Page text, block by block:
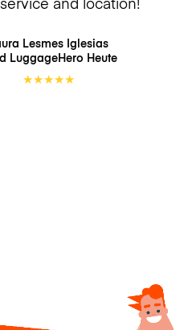
Lesmes Iglesias
LuggageHero Heute
★★★★★